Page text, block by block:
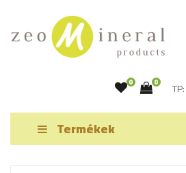
0 0 TP:
Termékek